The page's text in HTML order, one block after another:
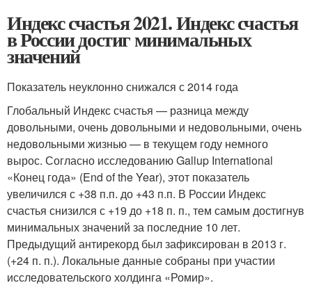
Индекс счастья 2021. Индекс счастья
в России достиг минимальных
значений
Показатель неуклонно снижался с 2014 года
Глобальный Индекс счастья — разница между
довольными, очень довольными и недовольными, очень
недовольными жизнью — в текущем году немного
вырос. Согласно исследованию Gallup International
«Конец года» (End of the Year), этот показатель
увеличился с +38 п.п. до +43 п.п. В России Индекс
счастья снизился с +19 до +18 п. п., тем самым достигнув
минимальных значений за последние 10 лет.
Предыдущий антирекорд был зафиксирован в 2013 г.
(+24 п. п.). Локальные данные собраны при участии
исследовательского холдинга «Ромир».